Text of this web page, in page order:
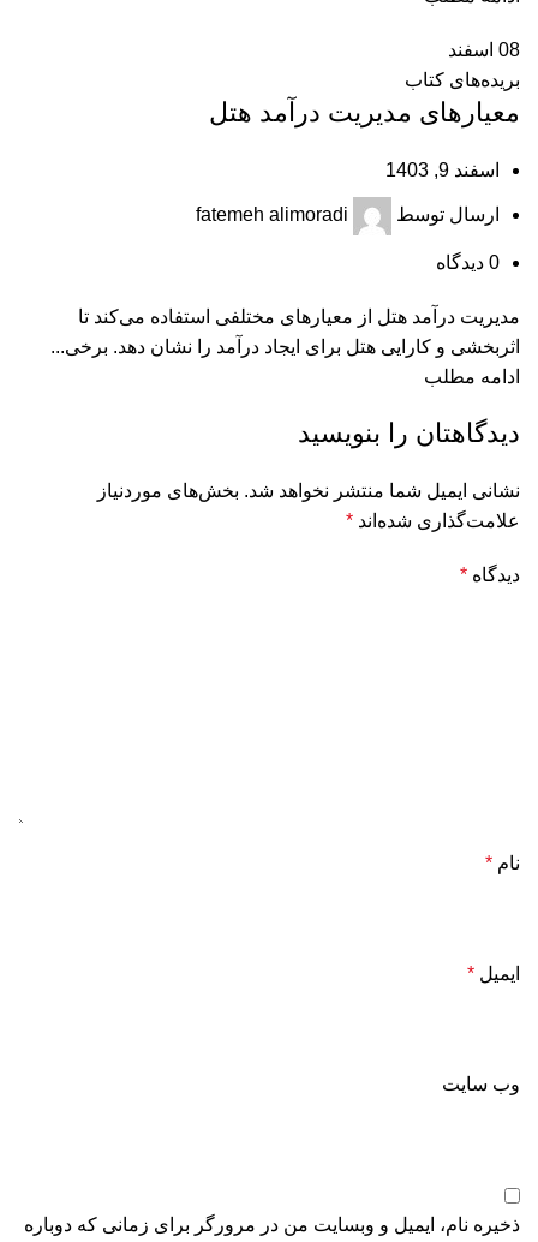
08 اسفند
بریده‌های کتاب
معیارهای مدیریت درآمد هتل
اسفند 9, 1403
ارسال توسط fatemeh alimoradi
0 دیدگاه
مدیریت درآمد هتل از معیارهای مختلفی استفاده می‌کند تا
اثربخشی و کارایی هتل برای ایجاد درآمد را نشان دهد. برخی...
ادامه مطلب
دیدگاهتان را بنویسید
نشانی ایمیل شما منتشر نخواهد شد. بخش‌های موردنیاز
علامت‌گذاری شده‌اند *
دیدگاه *
نام *
ایمیل *
وب‌ سایت
ذخیره نام، ایمیل و وبسایت من در مرورگر برای زمانی که دوباره